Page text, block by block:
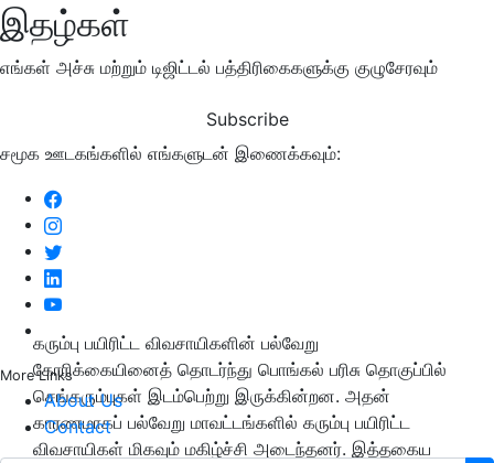
இதழ்கள்
எங்கள் அச்சு மற்றும் டிஜிட்டல் பத்திரிகைகளுக்கு குழுசேரவும்
Subscribe
சமூக ஊடகங்களில் எங்களுடன் இணைக்கவும்:
More Links
About Us
Contact
கரும்பு பயிரிட்ட விவசாயிகளின் பல்வேறு
கோரிக்கையினைத் தொடர்ந்து பொங்கல் பரிசு தொகுப்பில்
செங்கரும்புகள் இடம்பெற்று இருக்கின்றன. அதன்
காரணமாகப் பல்வேறு மாவட்டங்களில் கரும்பு பயிரிட்ட
விவசாயிகள் மிகவும் மகிழ்ச்சி அடைந்தனர். இத்தகைய